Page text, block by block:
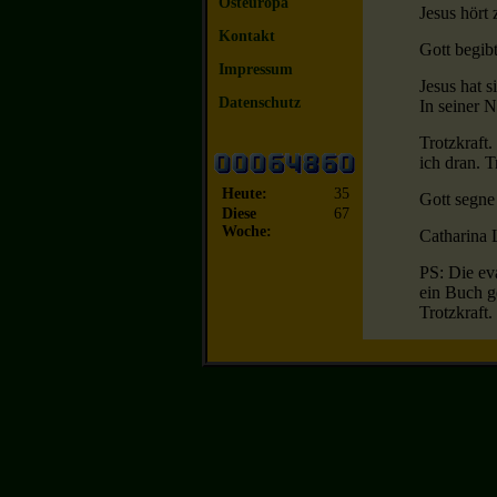
Kontakt
Impressum
Datenschutz
Heute:
35
Diese
Woche:
67
Jesus hört
Gott
Jesus hat
In seiner
Trotzkraft.
ich dran.
Gott
Catharina
PS: Die
ein Buch
Trotzkraft.